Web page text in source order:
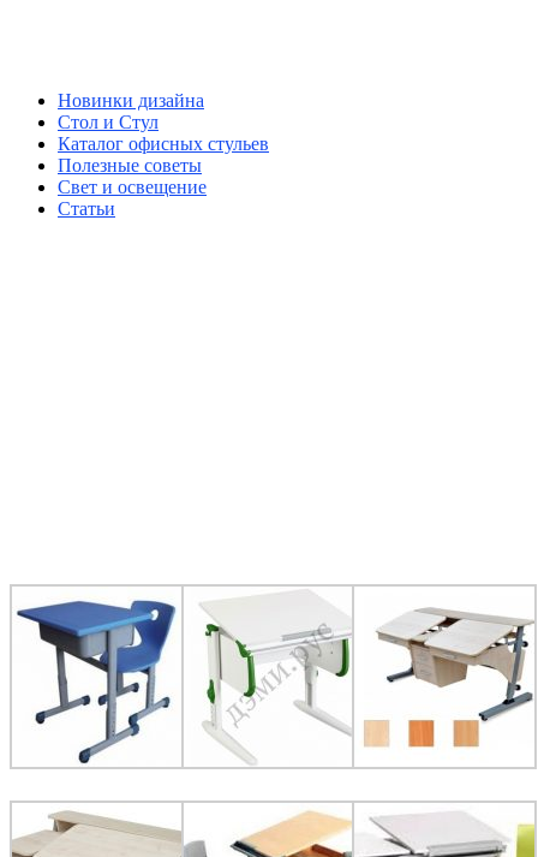
Новинки дизайна
Стол и Стул
Каталог офисных стульев
Полезные советы
Свет и освещение
Статьи